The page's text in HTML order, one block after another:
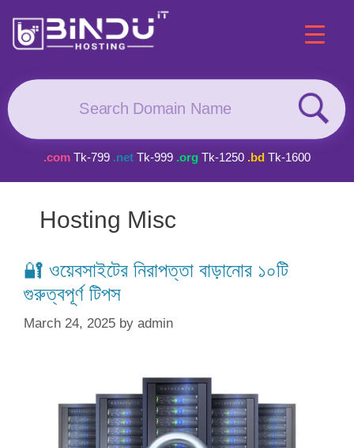
content
.com Tk-799 .net Tk-999 .org Tk-1250 .bd Tk-1600
Hosting Misc
🔐 ওয়েবসাইটের নিরাপত্তা বাড়ানোর ১০টি
গুরুত্বপূর্ণ টিপস
March 24, 2025 by admin